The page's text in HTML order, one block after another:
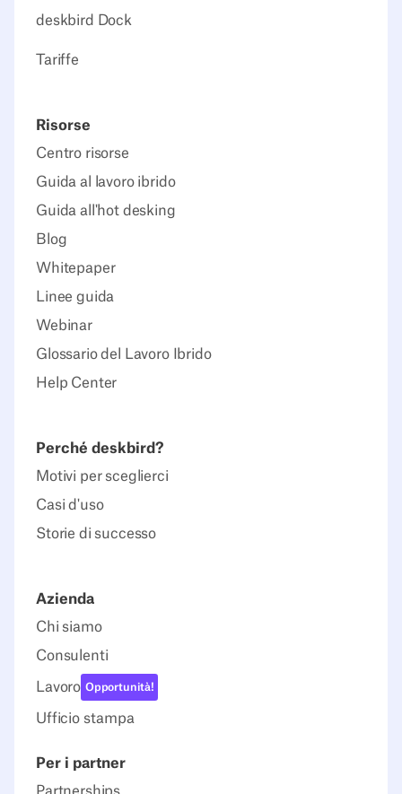
deskbird Dock
Tariffe
Risorse
Centro risorse
Guida al lavoro ibrido
Guida all'hot desking
Blog
Whitepaper
Linee guida
Webinar
Glossario del Lavoro Ibrido
Help Center
Perché deskbird?
Motivi per sceglierci
Casi d'uso
Storie di successo
Azienda
Chi siamo
Consulenti
Lavoro Opportunità!
Ufficio stampa
Per i partner